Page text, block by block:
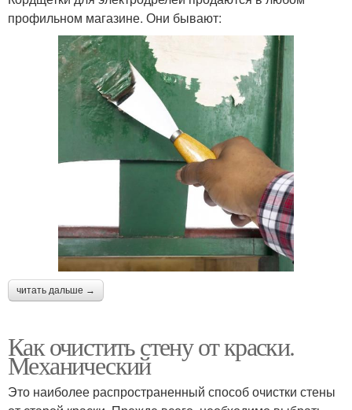
профильном магазине. Они бывают:
читать дальше →
Как очистить стену от краски.
Механический
Это наиболее распространенный способ очистки стены